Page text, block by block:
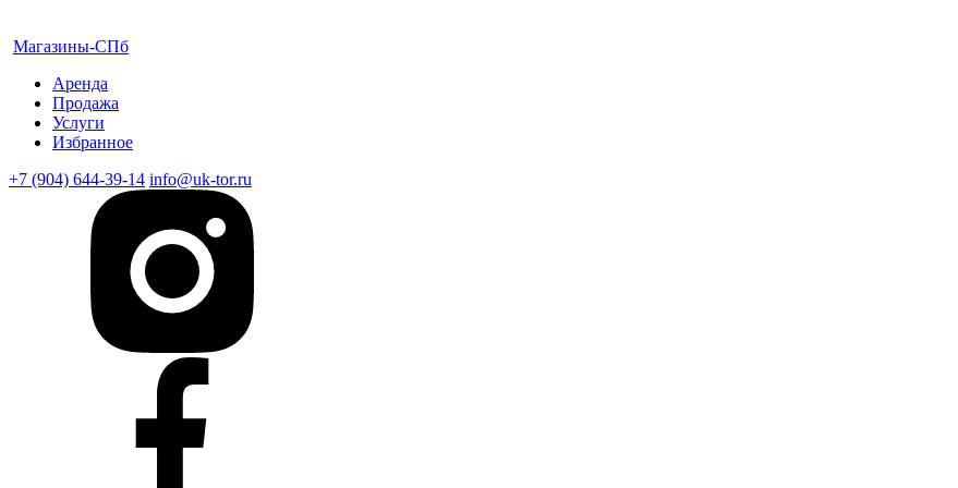
Магазины-СПб
Аренда
Продажа
Услуги
Избранное
+7 (904) 644-39-14 info@uk-tor.ru